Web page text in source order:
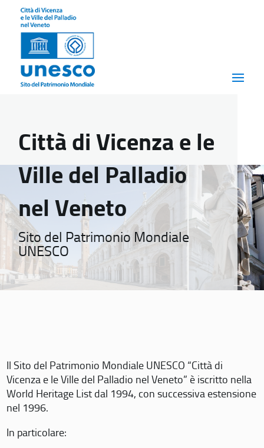
Città di Vicenza e le
Ville del Palladio
nel Veneto
Sito del Patrimonio Mondiale
UNESCO
Il Sito del Patrimonio Mondiale UNESCO “Città di
Vicenza e le Ville del Palladio nel Veneto” è iscritto nella
World Heritage List dal 1994, con successiva estensione
nel 1996.
In particolare: